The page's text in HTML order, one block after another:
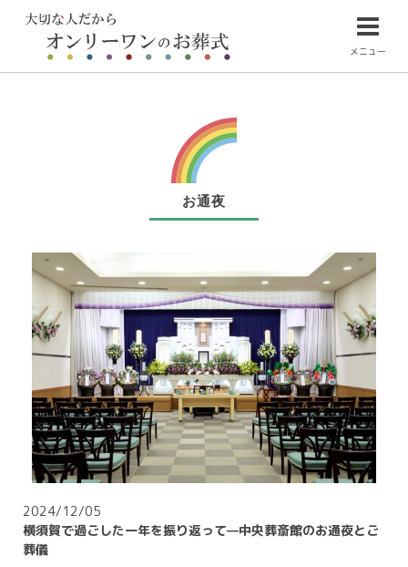
メニュー
お通夜
2024/12/05
横須賀で過ごした一年を振り返って—中央葬斎館のお通夜とご
葬儀